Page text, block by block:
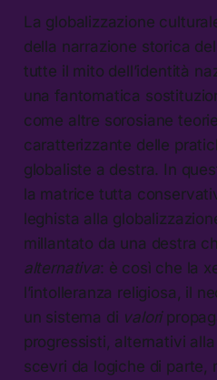
La globalizzazione
della narrazione storica
tutte il mito dell’identità
una fantomatica
come altre sorosiane
caratterizzante delle
globaliste a destra. In
la matrice tutta
leghista alla
millantato da una destra
alternativa: è così che la
l’intolleranza religiosa, il
un sistema di valori
progressisti, alternativi
scevri da logiche di parte,